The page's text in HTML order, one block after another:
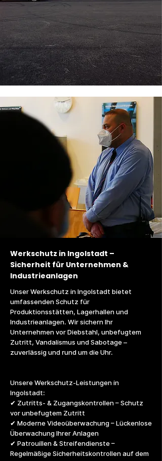
Werkschutz in Ingolstadt –
Sicherheit für Unternehmen &
Industrieanlagen
Unser Werkschutz in Ingolstadt bietet
umfassenden Schutz für
Produktionsstätten, Lagerhallen und
Industrieanlagen. Wir sichern Ihr
Unternehmen vor Diebstahl, unbefugtem
Zutritt, Vandalismus und Sabotage –
zuverlässig und rund um die Uhr.
Unsere Werkschutz-Leistungen in
Ingolstadt:
✔ Zutritts- & Zugangskontrollen – Schutz
vor unbefugtem Zutritt
✔ Moderne Videoüberwachung – Lückenlose
Überwachung Ihrer Anlagen
✔ Patrouillen & Streifendienste –
Regelmäßige Sicherheitskontrollen auf dem